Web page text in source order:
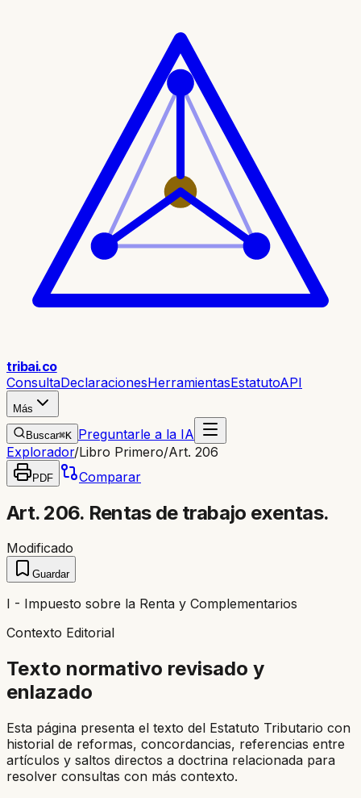
tribai.co
ConsultaDeclaracionesHerramientasEstatutoAPI
Más
Buscar⌘K Preguntarle a la IA
Explorador/Libro Primero/Art. 206
PDF Comparar
Art. 206. Rentas de trabajo exentas.
Modificado
Guardar
I - Impuesto sobre la Renta y Complementarios
Contexto Editorial
Texto normativo revisado y
enlazado
Esta página presenta el texto del Estatuto Tributario con
historial de reformas, concordancias, referencias entre
artículos y saltos directos a doctrina relacionada para
resolver consultas con más contexto.